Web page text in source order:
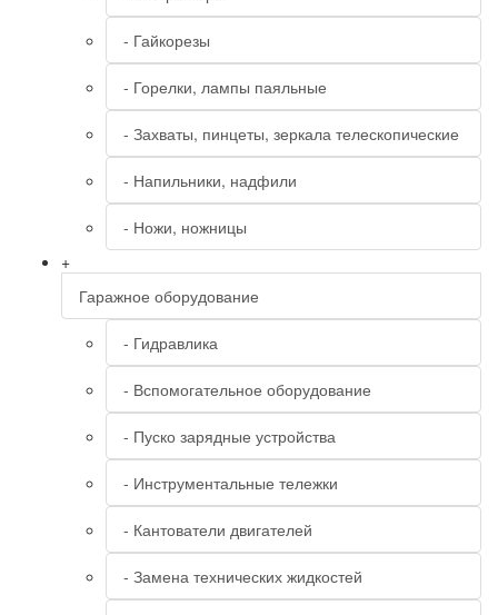
- Гайкорезы
- Горелки, лампы паяльные
- Захваты, пинцеты, зеркала телескопические
- Напильники, надфили
- Ножи, ножницы
+
Гаражное оборудование
- Гидравлика
- Вспомогательное оборудование
- Пуско зарядные устройства
- Инструментальные тележки
- Кантователи двигателей
- Замена технических жидкостей